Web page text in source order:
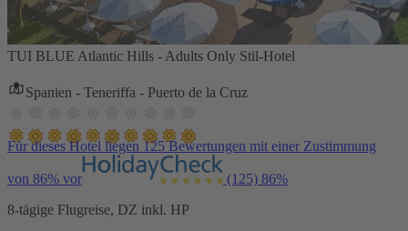
TUI BLUE Atlantic Hills - Adults Only Stil-Hotel
Spanien - Teneriffa - Puerto de la Cruz
Für dieses Hotel liegen 125 Bewertungen mit einer Zustimmung
von 86% vor (125) 86%
8-tägige Flugreise, DZ inkl. HP